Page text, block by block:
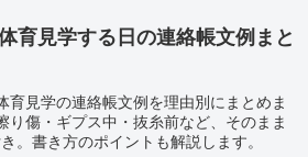
育見学する日の連絡帳文例まと
育見学の連絡帳文例を理由別にまとめま
り傷・ギプス中・抜糸前など、そのまま
。書き方のポイントも解説します。